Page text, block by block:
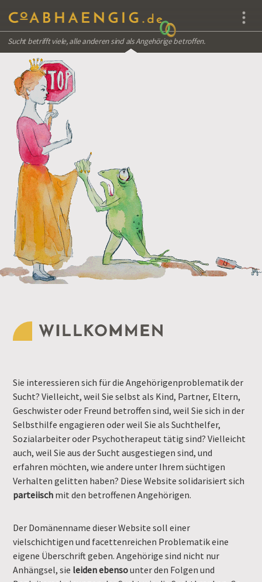
Sucht betrifft viele, alle anderen sind als Angehörige betroffen.
WILLKOMMEN
Sie interessieren sich für die Angehörigenproblematik der
Sucht? Vielleicht, weil Sie selbst als Kind, Partner, Eltern,
Geschwister oder Freund betroffen sind, weil Sie sich in der
Selbsthilfe engagieren oder weil Sie als Suchthelfer,
Sozialarbeiter oder Psychotherapeut tätig sind? Vielleicht
auch, weil Sie aus der Sucht ausgestiegen sind, und
erfahren möchten, wie andere unter Ihrem süchtigen
Verhalten gelitten haben? Diese Website solidarisiert sich
parteiisch mit den betroffenen Angehörigen.
Der Domänenname dieser Website soll einer
vielschichtigen und facettenreichen Problematik eine
eigene Überschrift geben. Angehörige sind nicht nur
Anhängsel, sie leiden ebensounter den Folgen und